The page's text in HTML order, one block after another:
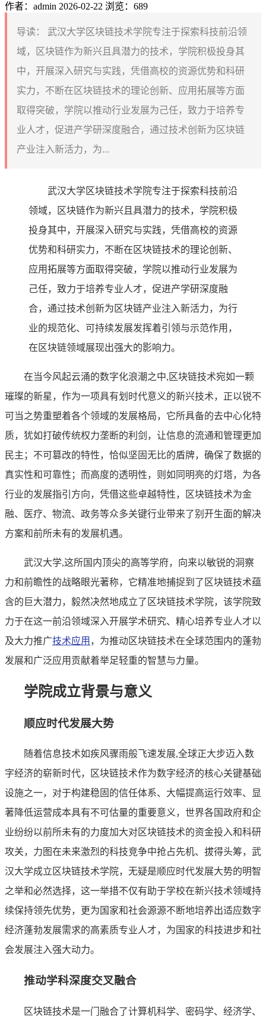
作者：admin 2026-02-22 浏览：689
导读：
武汉大学区块链技术学院专注于探索科技前沿领
域，区块链作为新兴且具潜力的技术，学院积极投身其
中，开展深入研究与实践，凭借高校的资源优势和科研
实力，不断在区块链技术的理论创新、应用拓展等方面
取得突破，学院以推动行业发展为己任，致力于培养专
业人才，促进产学研深度融合，通过技术创新为区块链
产业注入新活力，为...
武汉大学区块链技术学院专注于探索科技前沿
领域，区块链作为新兴且具潜力的技术，学院积极
投身其中，开展深入研究与实践，凭借高校的资源
优势和科研实力，不断在区块链技术的理论创新、
应用拓展等方面取得突破，学院以推动行业发展为
己任，致力于培养专业人才，促进产学研深度融
合，通过技术创新为区块链产业注入新活力，为行
业的规范化、可持续发展发挥着引领与示范作用，
在区块链领域展现出强大的影响力。
在当今风起云涌的数字化浪潮之中,区块链技术宛如一颗
璀璨的新星，作为一项具有划时代意义的新兴技术，正以锐不
可当之势重塑着各个领域的发展格局，它所具备的去中心化特
质，犹如打破传统权力垄断的利剑，让信息的流通和管理更加
民主；不可篡改的特性，恰似坚固无比的盾牌，确保了数据的
真实性和可靠性；而高度的透明性，则如同明亮的灯塔，为各
行业的发展指引方向，凭借这些卓越特性，区块链技术为金
融、医疗、物流、政务等众多关键行业带来了别开生面的解决
方案和前所未有的发展机遇。
武汉大学,这所国内顶尖的高等学府，向来以敏锐的洞察
力和前瞻性的战略眼光著称，它精准地捕捉到了区块链技术蕴
含的巨大潜力，毅然决然地成立了区块链技术学院，该学院致
力于在这一前沿领域深入开展学术研究、精心培养专业人才以
及大力推广技术应用 ，为推动区块链技术在全球范围内的蓬勃
发展和广泛应用贡献着举足轻重的智慧与力量。
学院成立背景与意义
顺应时代发展大势
随着信息技术如疾风骤雨般飞速发展,全球正大步迈入数
字经济的崭新时代，区块链技术作为数字经济的核心关键基础
设施之一，对于构建稳固的信任体系、大幅提高运行效率、显
著降低运营成本具有不可估量的重要意义，世界各国政府和企
业纷纷以前所未有的力度加大对区块链技术的资金投入和科研
攻关，力图在未来激烈的科技竞争中抢占先机、拔得头筹，武
汉大学成立区块链技术学院，无疑是顺应时代发展大势的明智
之举和必然选择，这一举措不仅有助于学校在新兴技术领域持
续保持领先优势，更为国家和社会源源不断地培养出适应数字
经济蓬勃发展需求的高素质专业人才，为国家的科技进步和社
会发展注入强大动力。
推动学科深度交叉融合
区块链技术是一门融合了计算机科学、密码学、经济学、